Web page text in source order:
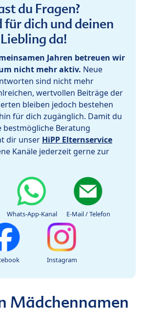
du Fragen?
dich und deinen
Liebling da!
Jahren betreuen wir
nicht mehr aktiv. Neue
sind nicht mehr
wertvollen Beiträge der
bleiben jedoch bestehen
für dich zugänglich. Damit du
Beratung
dir unser HiPP Elternservice
Kanäle jederzeit gerne zur
Whats-App-Kanal E-Mail / Telefon
Instagram
Mädchennamen